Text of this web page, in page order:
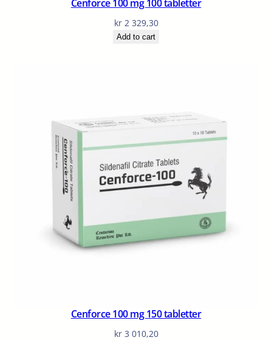
Cenforce 100 mg 100 tabletter
kr2 329,30
Add to cart
Cenforce 100 mg 150 tabletter
kr3 010,20